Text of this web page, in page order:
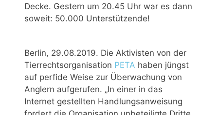
Decke. Gestern um 20.45 Uhr war es dann
soweit: 50.000 Unterstützende!
Berlin, 29.08.2019. Die Aktivisten von der
Tierrechtsorganisation PETA haben jüngst
auf perfide Weise zur Überwachung von
Anglern aufgerufen. „In einer in das
Internet gestellten Handlungsanweisung